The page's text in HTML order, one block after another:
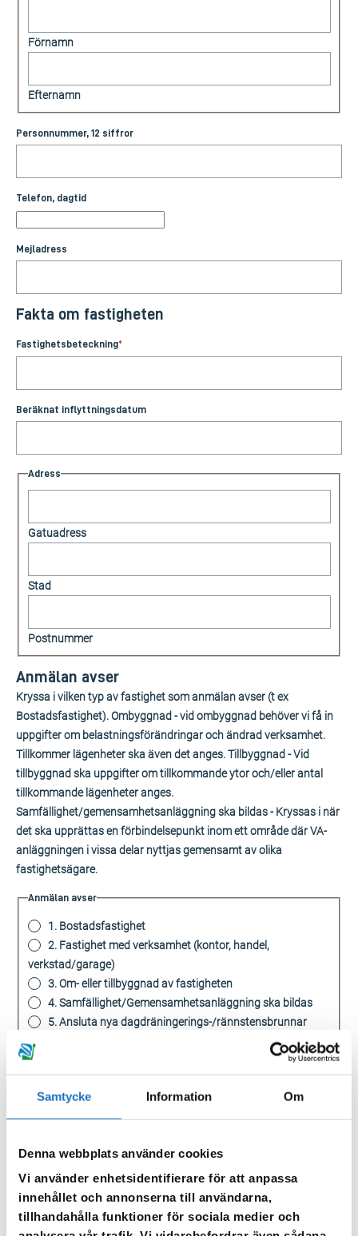
Samtycke Information Om
Denna webbplats använder cookies
Vi använder enhetsidentifierare för att anpassa
innehållet och annonserna till användarna,
tillhandahålla funktioner för sociala medier och
Förnamn
Efternamn
Personnummer, 12 siffror
Telefon, dagtid
Mejladress
Fakta om fastigheten
Fastighetsbeteckning*
Beräknat inflyttningsdatum
Adress
Gatuadress
Stad
Postnummer
Anmälan avser
Kryssa i vilken typ av fastighet som anmälan avser (t ex
Bostadsfastighet). Ombyggnad - vid ombyggnad behöver vi få in
uppgifter om belastningsförändringar och ändrad verksamhet.
Tillkommer lägenheter ska även det anges. Tillbyggnad - Vid
tillbyggnad ska uppgifter om tillkommande ytor och/eller antal
tillkommande lägenheter anges.
Samfällighet/gemensamhetsanläggning ska bildas - Kryssas i när
det ska upprättas en förbindelsepunkt inom ett område där VA-
anläggningen i vissa delar nyttjas gemensamt av olika
fastighetsägare.
Anmälan avser
1. Bostadsfastighet
2. Fastighet med verksamhet (kontor, handel,
verkstad/garage)
3. Om- eller tillbyggnad av fastigheten
4. Samfällighet/Gemensamhetsanläggning ska bildas
5. Ansluta nya dagdräningerings-/rännstensbrunnar
1. Bostadsfastighet, antal lägenheter/bostadsenheter
Fylls i om du valt alternativ 1. Bostadsfastighet
Fylls i om du valt alternativ 1. Bostadsfastighet
2. Fastighet med verksamhet, ange bruttoarea (BTA) i m2